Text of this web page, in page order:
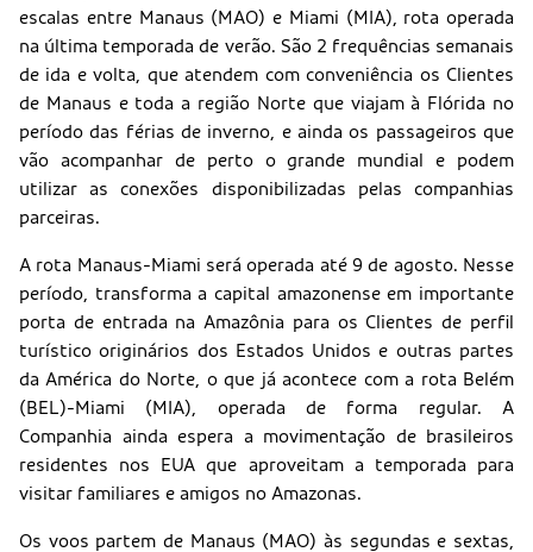
escalas entre Manaus (MAO) e Miami (MIA), rota operada
na última temporada de verão. São 2 frequências semanais
de ida e volta, que atendem com conveniência os Clientes
de Manaus e toda a região Norte que viajam à Flórida no
período das férias de inverno, e ainda os passageiros que
vão acompanhar de perto o grande mundial e podem
utilizar as conexões disponibilizadas pelas companhias
parceiras.
A rota Manaus-Miami será operada até 9 de agosto. Nesse
período, transforma a capital amazonense em importante
porta de entrada na Amazônia para os Clientes de perfil
turístico originários dos Estados Unidos e outras partes
da América do Norte, o que já acontece com a rota Belém
(BEL)-Miami (MIA), operada de forma regular. A
Companhia ainda espera a movimentação de brasileiros
residentes nos EUA que aproveitam a temporada para
visitar familiares e amigos no Amazonas.
Os voos partem de Manaus (MAO) às segundas e sextas,